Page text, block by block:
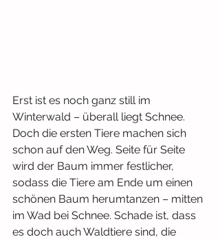
Erst ist es noch ganz still im
Winterwald – überall liegt Schnee.
Doch die ersten Tiere machen sich
schon auf den Weg. Seite für Seite
wird der Baum immer festlicher,
sodass die Tiere am Ende um einen
schönen Baum herumtanzen – mitten
im Wad bei Schnee. Schade ist, dass
es doch auch Waldtiere sind, die